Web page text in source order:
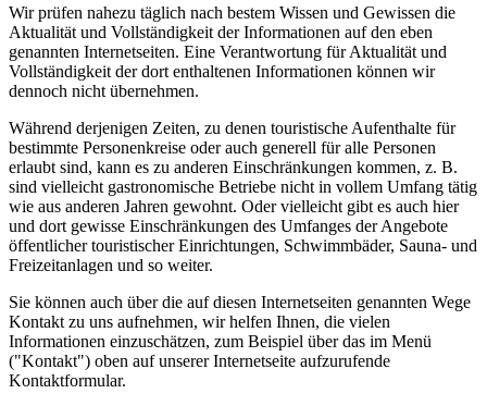
Wir prüfen nahezu täglich nach bestem Wissen und Gewissen die
Aktualität und Vollständigkeit der Informationen auf den eben
genannten Internetseiten. Eine Verantwortung für Aktualität und
Vollständigkeit der dort enthaltenen Informationen können wir
dennoch nicht übernehmen.
Während derjenigen Zeiten, zu denen touristische Aufenthalte für
bestimmte Personenkreise oder auch generell für alle Personen
erlaubt sind, kann es zu anderen Einschränkungen kommen, z. B.
sind vielleicht gastronomische Betriebe nicht in vollem Umfang tätig
wie aus anderen Jahren gewohnt. Oder vielleicht gibt es auch hier
und dort gewisse Einschränkungen des Umfanges der Angebote
öffentlicher touristischer Einrichtungen, Schwimmbäder, Sauna- und
Freizeitanlagen und so weiter.
Sie können auch über die auf diesen Internetseiten genannten Wege
Kontakt zu uns aufnehmen, wir helfen Ihnen, die vielen
Informationen einzuschätzen, zum Beispiel über das im Menü
("Kontakt") oben auf unserer Internetseite aufzurufende
Kontaktformular.